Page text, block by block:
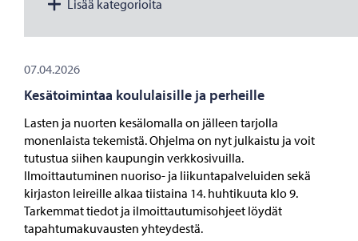
Lisää kategorioita
07.04.2026
Kesätoimintaa koululaisille ja perheille
Lasten ja nuorten kesälomalla on jälleen tarjolla
monenlaista tekemistä. Ohjelma on nyt julkaistu ja voit
tutustua siihen kaupungin verkkosivuilla.
Ilmoittautuminen nuoriso- ja liikuntapalveluiden sekä
kirjaston leireille alkaa tiistaina 14. huhtikuuta klo 9.
Tarkemmat tiedot ja ilmoittautumisohjeet löydät
tapahtumakuvausten yhteydestä.